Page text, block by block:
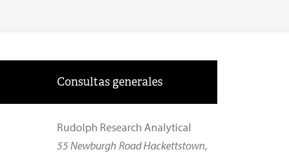
Consultas generales
Rudolph Research Analytical
55 Newburgh Road Hackettstown,